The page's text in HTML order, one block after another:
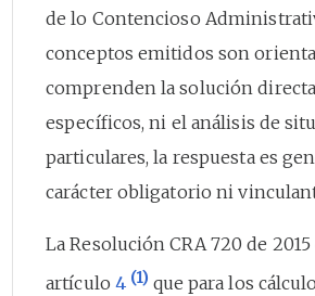
de lo Contencioso
conceptos emitidos son
comprenden la solución
específicos, ni el análisis de
particulares, la respuesta es
carácter obligatorio ni
La Resolución CRA 720 de
artículo 4 (1) que para los